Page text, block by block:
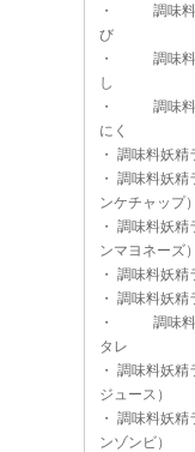
・
調味
び
・
調味
し
・
調味
にく
・ 調味料妖
・ 調味料妖精
ンケチャップ）
・ 調味料妖精
ンマヨネーズ）
・ 調味料妖精
・ 調味料妖精
・
調味
タレ
・ 調味料妖精
ジュース）
・ 調味料妖精
ンゾンビ）